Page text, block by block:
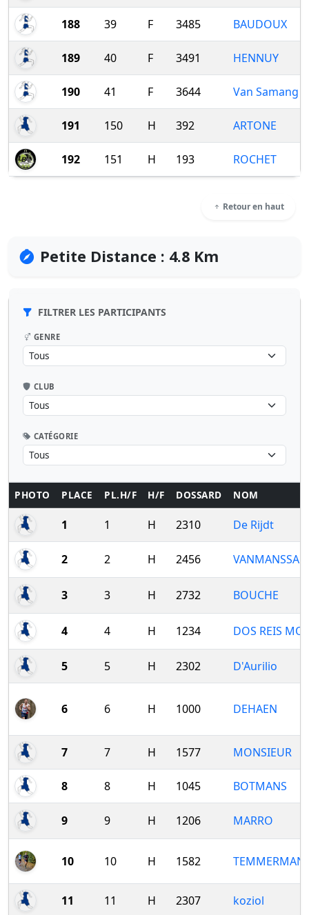
188 39 F 3485 BAUDOUX
189 40 F 3491 HENNUY
190 41 F 3644 Van Samang
191 150 H 392 ARTONE
192 151 H 193 ROCHET
Retour en haut
Petite Distance : 4.8 Km
FILTRER LES PARTICIPANTS
GENRE
CLUB
CATÉGORIE
PHOTO PLACE PL.H/F H/F DOSSARD NOM
1 1 H 2310 De Rijdt
2 2 H 2456
3 3 H 2732 BOUCHE
4 4 H 1234 DOS REIS
5 5 H 2302 D'Aurilio
6 6 H 1000 DEHAEN
7 7 H 1577 MONSIEUR
8 8 H 1045 BOTMANS
9 9 H 1206 MARRO
10 10 H 1582 TEMMERMAN
11 11 H 2307 koziol